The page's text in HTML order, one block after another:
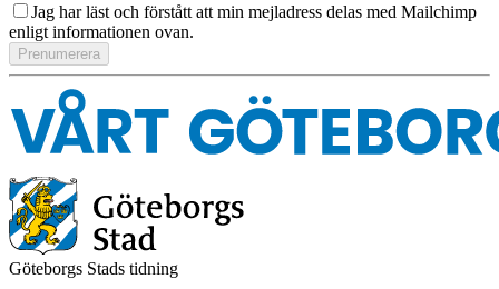
Jag har läst och förstått att min mejladress delas med Mailchimp
enligt informationen ovan.
Göteborgs Stads tidning